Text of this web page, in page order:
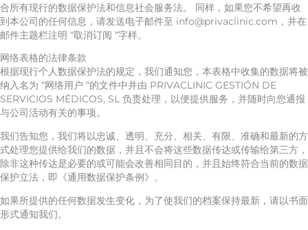
合所有现行的数据保护法和信息社会服务法。 同样，如果您不希望再收
到本公司的任何信息，请发送电子邮件至 info@privaclinic.com，并在
邮件主题栏注明 “取消订阅 “字样。
网络表格的法律条款
根据现行个人数据保护法的规定，我们通知您，本表格中收集的数据将被
纳入名为 “网络用户 “的文件中并由 PRIVACLINIC GESTIÓN DE
SERVICIOS MÉDICOS, SL 负责处理，以便提供服务，并随时向您通报
与公司活动有关的事项。
我们告知您，我们将以忠诚、透明、充分、相关、有限、准确和最新的方
式处理您提供给我们的数据，并且不会将这些数据传达或传输给第三方，
除非这种传达是必要的或可能会改善相同目的，并且始终符合当前的数据
保护立法，即《通用数据保护条例》。
如果所提供的任何数据发生变化，为了使我们的档案保持最新，请以书面
形式通知我们。